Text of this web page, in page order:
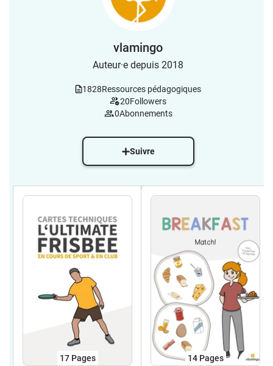
vlamingo
Auteur·e depuis 2018
1828Ressources pédagogiques
20Followers
0Abonnements
Suivre
17 Pages 14 Pages